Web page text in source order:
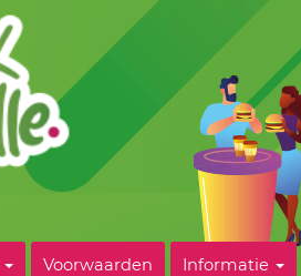
Voorwaarden Informatie